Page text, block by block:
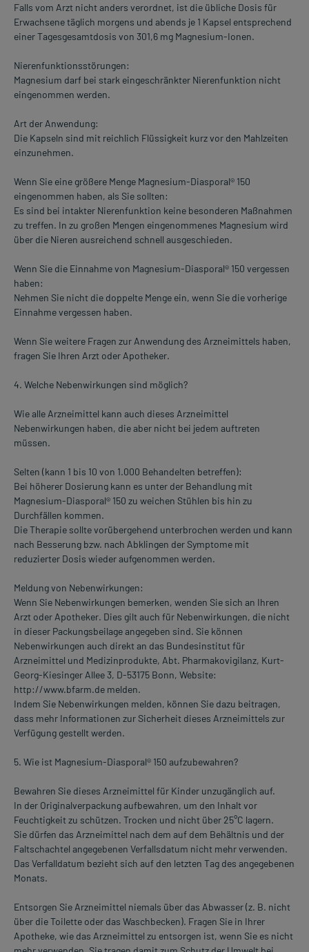
Falls vom Arzt nicht anders verordnet, ist die übliche Dosis für
Erwachsene täglich morgens und abends je 1 Kapsel entsprechend
einer Tagesgesamtdosis von 301,6 mg Magnesium-Ionen.
Nierenfunktionsstörungen:
Magnesium darf bei stark eingeschränkter Nierenfunktion nicht
eingenommen werden.
Art der Anwendung:
Die Kapseln sind mit reichlich Flüssigkeit kurz vor den Mahlzeiten
einzunehmen.
Wenn Sie eine größere Menge Magnesium-Diasporal® 150
eingenommen haben, als Sie sollten:
Es sind bei intakter Nierenfunktion keine besonderen Maßnahmen
zu treffen. In zu großen Mengen eingenommenes Magnesium wird
über die Nieren ausreichend schnell ausgeschieden.
Wenn Sie die Einnahme von Magnesium-Diasporal® 150 vergessen
haben:
Nehmen Sie nicht die doppelte Menge ein, wenn Sie die vorherige
Einnahme vergessen haben.
Wenn Sie weitere Fragen zur Anwendung des Arzneimittels haben,
fragen Sie Ihren Arzt oder Apotheker.
4. Welche Nebenwirkungen sind möglich?
Wie alle Arzneimittel kann auch dieses Arzneimittel
Nebenwirkungen haben, die aber nicht bei jedem auftreten
müssen.
Selten (kann 1 bis 10 von 1.000 Behandelten betreffen):
Bei höherer Dosierung kann es unter der Behandlung mit
Magnesium-Diasporal® 150 zu weichen Stühlen bis hin zu
Durchfällen kommen.
Die Therapie sollte vorübergehend unterbrochen werden und kann
nach Besserung bzw. nach Abklingen der Symptome mit
reduzierter Dosis wieder aufgenommen werden.
Meldung von Nebenwirkungen:
Wenn Sie Nebenwirkungen bemerken, wenden Sie sich an Ihren
Arzt oder Apotheker. Dies gilt auch für Nebenwirkungen, die nicht
in dieser Packungsbeilage angegeben sind. Sie können
Nebenwirkungen auch direkt an das Bundesinstitut für
Arzneimittel und Medizinprodukte, Abt. Pharmakovigilanz, Kurt-
Georg-Kiesinger Allee 3, D-53175 Bonn, Website:
http://www.bfarm.de melden.
Indem Sie Nebenwirkungen melden, können Sie dazu beitragen,
dass mehr Informationen zur Sicherheit dieses Arzneimittels zur
Verfügung gestellt werden.
5. Wie ist Magnesium-Diasporal® 150 aufzubewahren?
Bewahren Sie dieses Arzneimittel für Kinder unzugänglich auf.
In der Originalverpackung aufbewahren, um den Inhalt vor
Feuchtigkeit zu schützen. Trocken und nicht über 25°C lagern.
Sie dürfen das Arzneimittel nach dem auf dem Behältnis und der
Faltschachtel angegebenen Verfallsdatum nicht mehr verwenden.
Das Verfalldatum bezieht sich auf den letzten Tag des angegebenen
Monats.
Entsorgen Sie Arzneimittel niemals über das Abwasser (z. B. nicht
über die Toilette oder das Waschbecken). Fragen Sie in Ihrer
Apotheke, wie das Arzneimittel zu entsorgen ist, wenn Sie es nicht